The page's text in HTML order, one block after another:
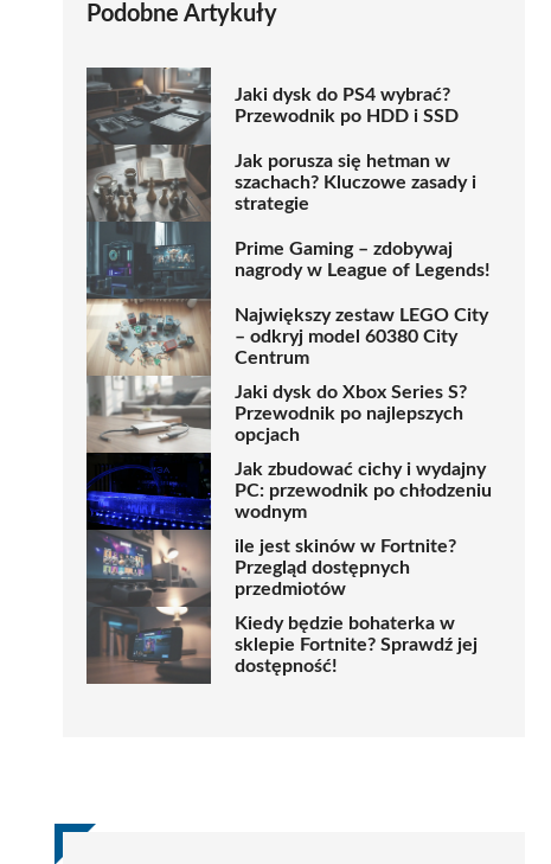
Podobne Artykuły
Jaki dysk do PS4 wybrać?
Przewodnik po HDD i SSD
Jak porusza się hetman w
szachach? Kluczowe zasady i
strategie
Prime Gaming – zdobywaj
nagrody w League of Legends!
Największy zestaw LEGO City
– odkryj model 60380 City
Centrum
Jaki dysk do Xbox Series S?
Przewodnik po najlepszych
opcjach
Jak zbudować cichy i wydajny
PC: przewodnik po chłodzeniu
wodnym
ile jest skinów w Fortnite?
Przegląd dostępnych
przedmiotów
Kiedy będzie bohaterka w
sklepie Fortnite? Sprawdź jej
dostępność!